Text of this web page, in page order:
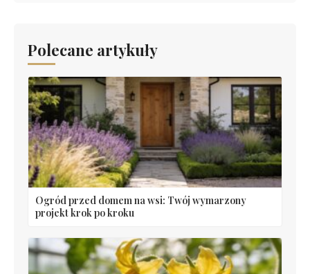
Polecane artykuły
Ogród przed domem na wsi: Twój wymarzony
projekt krok po kroku